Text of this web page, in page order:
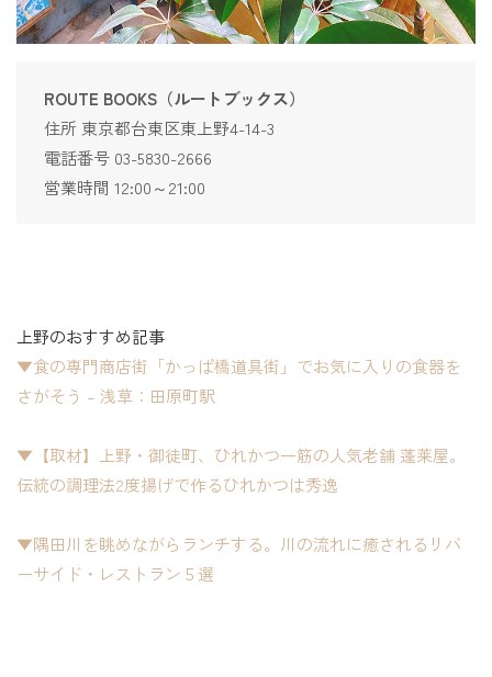
ROUTE BOOKS（ルートブックス）
住所 東京都台東区東上野4-14-3
電話番号 03-5830-2666
営業時間 12:00～21:00
上野のおすすめ記事
▼食の専門商店街「かっぱ橋道具街」でお気に入りの食器を
さがそう – 浅草：田原町駅
▼【取材】上野・御徒町、ひれかつ一筋の人気老舗 蓬莱屋。
伝統の調理法2度揚げで作るひれかつは秀逸
▼隅田川を眺めながらランチする。川の流れに癒されるリバ
ーサイド・レストラン５選